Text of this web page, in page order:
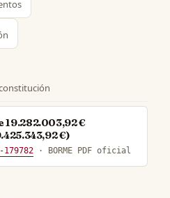
19.282.003,92 €
€)
· BORME PDF oficial